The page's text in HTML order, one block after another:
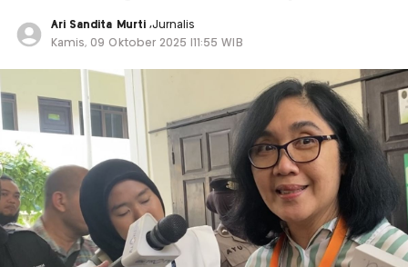
Ari Sandita Murti ,Jurnalis
Kamis, 09 Oktober 2025 |11:55 WIB